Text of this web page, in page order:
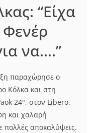
“Είχα
να….”
παραχώρησε ο
Κόλκα και στη
24", στον Libero.
και χαλαρή
πολλές αποκαλύψεις.